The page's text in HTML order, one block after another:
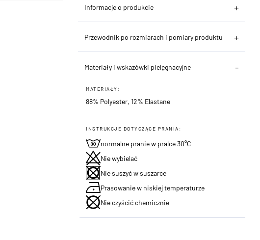
Informacje o produkcie
Przewodnik po rozmiarach i pomiary produktu
Materiały i wskazówki pielęgnacyjne
MATERIAŁY:
88% Polyester, 12% Elastane
INSTRUKCJE DOTYCZĄCE PRANIA:
normalne pranie w pralce 30°C
Nie wybielać
Nie suszyć w suszarce
Prasowanie w niskiej temperaturze
Nie czyścić chemicznie